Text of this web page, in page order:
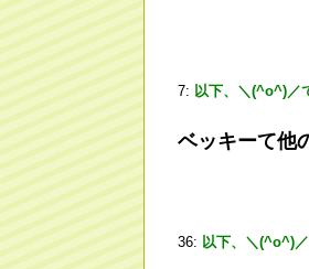
7: 以下、＼(^o^)／
ベッキーて他
36: 以下、＼(^o^)